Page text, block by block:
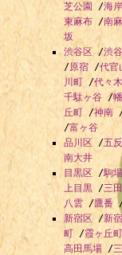
芝公園
/海岸
東麻布 /南
坂
渋谷区 /渋谷
/原宿 /代官
川町 /代々木
千駄ヶ谷 /
丘町 /神南
/富ヶ谷
品川区 /五
南大井
目黒区/駒場
上目黒 /三田
八雲 /鷹番
新宿区 /新宿
町 /霞ヶ丘町
高田馬場 /